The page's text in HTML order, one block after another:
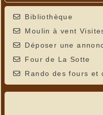
Bibliothèque
Moulin à vent
Déposer une
Four de La Sotte
Rando des fours et